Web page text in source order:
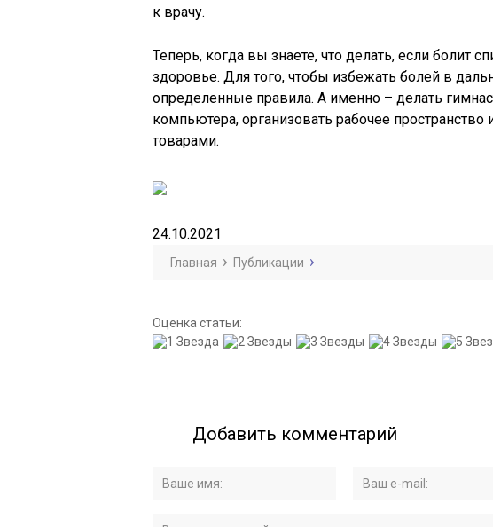
к врачу.
Теперь, когда вы знаете, что делать, если болит
здоровье. Для того, чтобы избежать болей в
определенные правила. А именно – делать
компьютера, организовать рабочее
товарами.
24.10.2021
Главная Публикации
Оценка статьи:
Добавить комментарий